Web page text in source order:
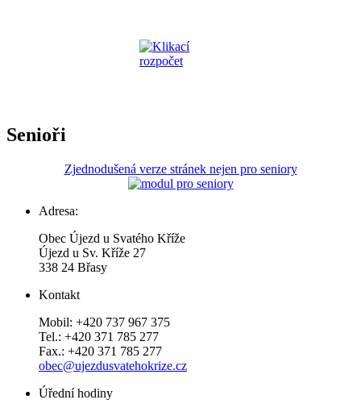
Senioři
Zjednodušená verze stránek nejen pro seniory
Adresa:
Obec Újezd u Svatého Kříže
Újezd u Sv. Kříže 27
338 24 Břasy
Kontakt
Mobil: +420 737 967 375
Tel.: +420 371 785 277
Fax.: +420 371 785 277
obec@ujezdusvatehokrize.cz
Úřední hodiny